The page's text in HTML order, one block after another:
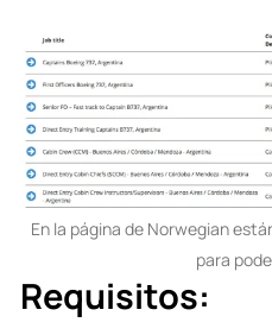
En la página de Norwegian
para
Requisitos: